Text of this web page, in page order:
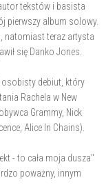
tekstów i basista
pierwszy album solowy.
natomiast teraz artysta
się Danko Jones.
osobisty debiut, który
Rachela w New
Grammy, Nick
Alice In Chains).
- to cała moja dusza"
poważny, innym